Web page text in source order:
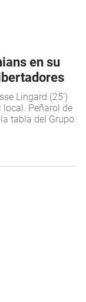
en su
Lingard (25')
Peñarol de
tabla del Grupo